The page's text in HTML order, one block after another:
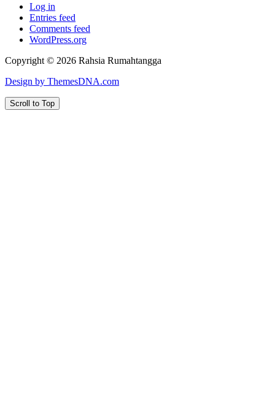
Log in
Entries feed
Comments feed
WordPress.org
Copyright © 2026 Rahsia Rumahtangga
Design by ThemesDNA.com
Scroll to Top